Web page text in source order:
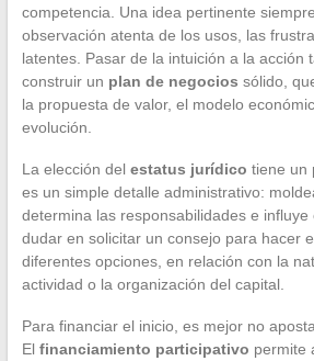
competencia. Una idea pertinente
observación atenta de los usos, las
latentes. Pasar de la intuición a la acción
construir un plan de negocios sólido,
la propuesta de valor, el modelo
evolución.
La elección del estatus jurídico tiene un
es un simple detalle administrativo:
determina las responsabilidades e influye
dudar en solicitar un consejo para hacer
diferentes opciones, en relación con la
actividad o la organización del capital.
Para financiar el inicio, es mejor no
El financiamiento participativo permite